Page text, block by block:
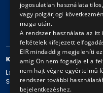
©
Impresszum
Adatvédelmi politika és
KAPCSOLAT
Levelezési cím: 1980 Budapest,
Székhely: 1980 Budapest,
jogosulatlan használata
vagy polgárjogi
maga után.
A rendszer használata az
feltételek kifejezett
EIR mindaddig megjeleníti
amig Ön nem fogadja el a
nem hajt végre egyértelmű
rendszer további
bejelentkezéshez.